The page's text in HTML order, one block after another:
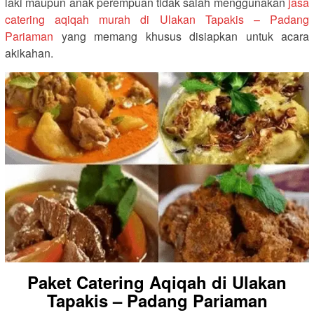
catering aqiqah murah di Ulakan Tapakis – Padang
Pariaman yang memang khusus disiapkan untuk acara
akikahan.
Paket Catering Aqiqah di Ulakan
Tapakis – Padang Pariaman